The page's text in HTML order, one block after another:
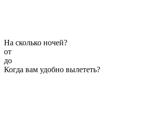
На сколько ночей?
от
до
Когда вам удобно вылететь?